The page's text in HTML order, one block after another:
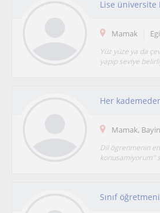
Mamak
Yüz yüze ya da
yapip seviye
Her
Mamak,
Dil ögrenmenin
konusamiyorum"